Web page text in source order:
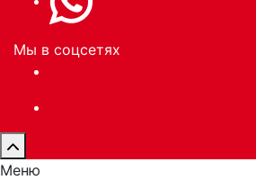
Мы в соцсетях
Меню